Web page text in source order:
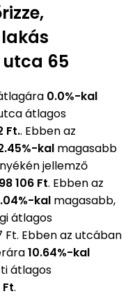
65
0.0%-kal
átlagos
Ft.. Ebben az
kal magasabb
jellemző
106 Ft. Ebben az
kal magasabb,
átlagos
Ft. Ebben az utcában
10.64%-kal
átlagos
Ft.